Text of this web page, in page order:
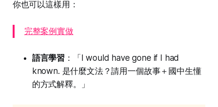
你也可以這樣用：
完整案例實做
語言學習 ：「I would have gone if I had
known. 是什麼文法？請用一個故事＋國中生懂
的方式解釋。」